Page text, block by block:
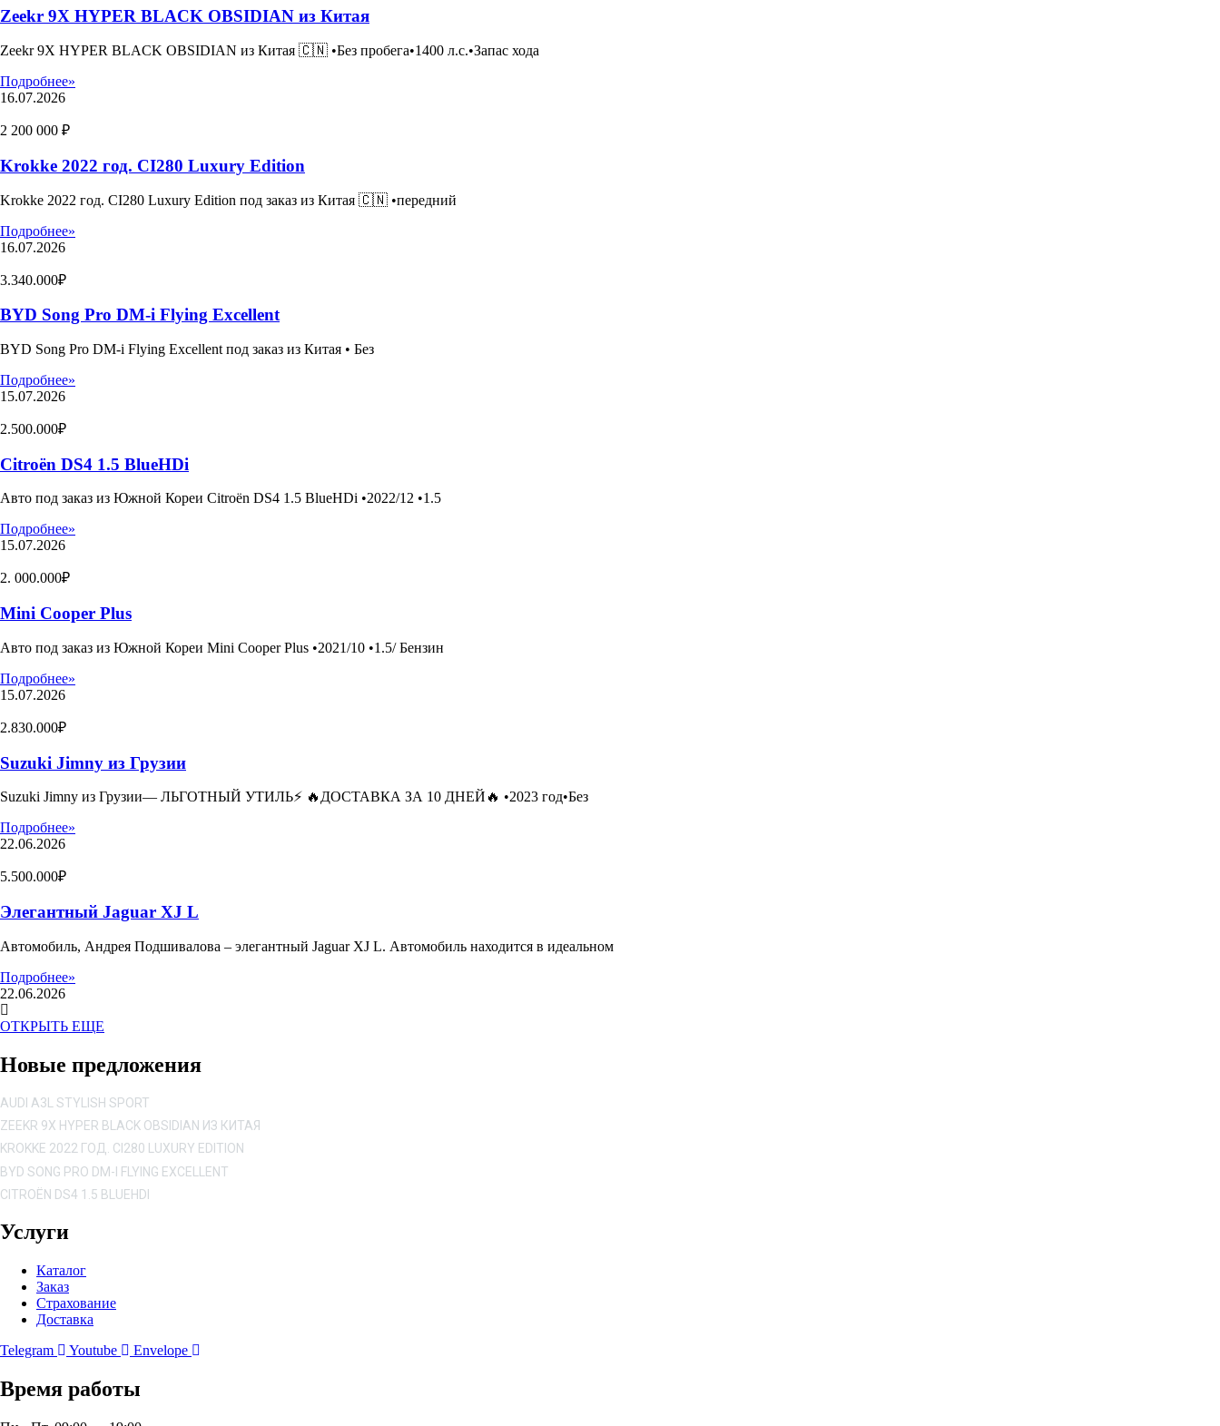
Zeekr 9X HYPER BLACK OBSIDIAN из Китая
Zeekr 9X HYPER BLACK OBSIDIAN из Китая 🇨🇳 •Без пробега•1400 л.с.•Запас хода
Подробнее»
16.07.2026
2 200 000 ₽
Krokke 2022 год. CI280 Luxury Edition
Krokke 2022 год. CI280 Luxury Edition под заказ из Китая 🇨🇳 •передний
Подробнее»
16.07.2026
3.340.000₽
BYD Song Pro DM-i Flying Excellent
BYD Song Pro DM-i Flying Excellent под заказ из Китая • Без
Подробнее»
15.07.2026
2.500.000₽
Citroën DS4 1.5 BlueHDi
Авто под заказ из Южной Кореи Citroën DS4 1.5 BlueHDi •2022/12 •1.5
Подробнее»
15.07.2026
2. 000.000₽
Mini Cooper Plus
Авто под заказ из Южной Кореи Mini Cooper Plus •2021/10 •1.5/ Бензин
Подробнее»
15.07.2026
2.830.000₽
Suzuki Jimny из Грузии
Suzuki Jimny из Грузии— ЛЬГОТНЫЙ УТИЛЬ⚡️ 🔥ДОСТАВКА ЗА 10 ДНЕЙ🔥 •2023 год•Без
Подробнее»
22.06.2026
5.500.000₽
Элегантный Jaguar XJ L
Автомобиль, Андрея Подшивалова – элегантный Jaguar XJ L. Автомобиль находится в идеальном
Подробнее»
22.06.2026
ОТКРЫТЬ ЕЩЕ
Новые предложения
AUDI A3L STYLISH SPORT
ZEEKR 9X HYPER BLACK OBSIDIAN ИЗ КИТАЯ
KROKKE 2022 ГОД. CI280 LUXURY EDITION
BYD SONG PRO DM-I FLYING EXCELLENT
CITROËN DS4 1.5 BLUEHDI
Услуги
Каталог
Заказ
Страхование
Доставка
Telegram
Youtube Envelope
Время работы